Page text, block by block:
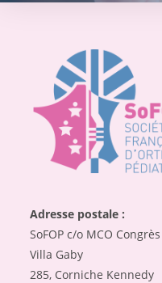
Adresse postale :
SoFOP c/o MCO Congrès
Villa Gaby
285, Corniche Kennedy